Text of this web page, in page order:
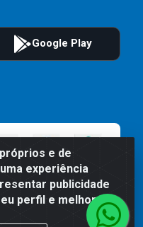
e de
experiência
publicidade
perfil e melhorar a